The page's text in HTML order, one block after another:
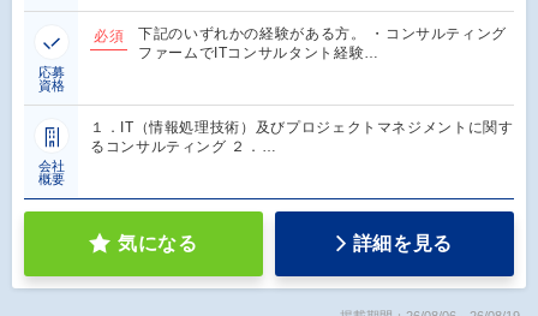
応募
資格
必須
下記のいずれかの経験がある方。 ・コンサルティング
ファームでITコンサルタント経験…
会社
概要
１．IT（情報処理技術）及びプロジェクトマネジメントに関す
るコンサルティング ２．…
気になる 詳細を見る